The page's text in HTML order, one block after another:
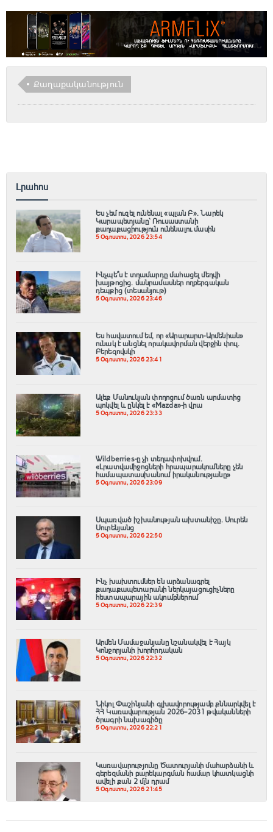
Քաղաքականություն
Լրահոս
Ես չեմ ուզել ունենալ «պլան Բ»․ Նարեկ
Կարապետյանը՝ Ռուսաստանի
քաղաքացիություն ունենալու մասին
5 Օգոստոս, 2026 23:54
Ինչպե՞ս է տղամարդը մահացել մեղվի
խայթոցից. մանրամասներ ողբերգական
դեպքից (տեսանյութ)
5 Օգոստոս, 2026 23:46
Ես հավատում եմ, որ «Արարարտ-Արմենիան»
ունակ է անցնել որակավորման վերջին փուլ.
Բերեզովսկի
5 Օգոստոս, 2026 23:41
Ալեք Մանուկյան փողոցում ծառն արմատից
պոկվել և ընկել է «Mazda»-ի վրա
5 Օգոստոս, 2026 23:33
Wildberries-ը չի տեղափոխվում․
«Լրատվամիջոցների հրապարակումները չեն
համապատասխանում իրականությանը»
5 Օգոստոս, 2026 23:09
Սպառված իշխանության ախտանիշը. Սուրեն
Սուրենյանց
5 Օգոստոս, 2026 22:50
Ինչ խախտումներ են արձանագրել
քաղաքապետարանի ներկայացուցիչները
հեստապարային ակումբներում
5 Օգոստոս, 2026 22:39
Արմեն Մամաջանյանը նշանակվել է Հայկ
Կոնջորյանի խորհրդական
5 Օգոստոս, 2026 22:32
Նիկոլ Փաշինյանի գլխավորությամբ քննարկվել է
ՀՀ Կառավարության 2026–2031 թվականների
ծրագրի նախագիծը
5 Օգոստոս, 2026 22:21
Կառավարությունը Ծատուրյանի մահարձանի և
գերեզմանի բարեկարգման համար կհատկացնի
ավելի քան 2 մլն դրամ
5 Օգոստոս, 2026 21:45